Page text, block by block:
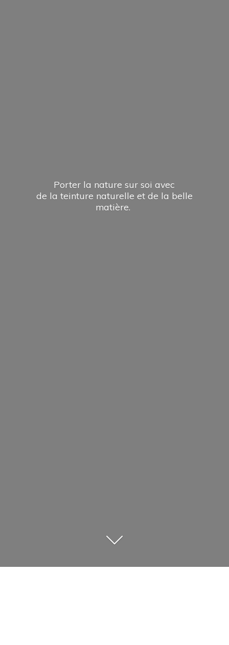
Porter la nature sur soi avec
de la teinture naturelle et de la belle
matière.